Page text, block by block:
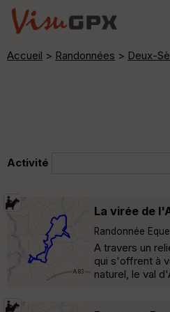
Accueil > Randonnées > Deux-
Activité
La virée de
Randonnée
A travers un
qui s'offrent à
naturel, le val